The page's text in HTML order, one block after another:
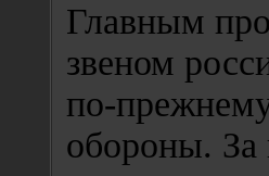
Главным
звеном
по-
обороны. За